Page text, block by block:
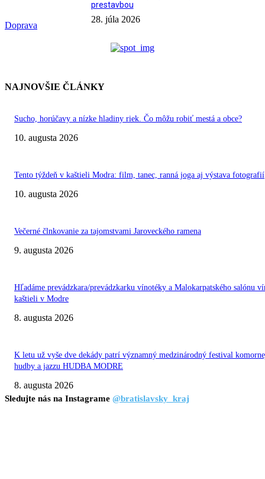
Doprava
prestavbou
28. júla 2026
NAJNOVŠIE ČLÁNKY
Sucho, horúčavy a nízke hladiny riek. Čo môžu robiť mestá a obce?
10. augusta 2026
Tento týždeň v kaštieli Modra: film, tanec, ranná joga aj výstava fotografií
10. augusta 2026
Večerné člnkovanie za tajomstvami Jaroveckého ramena
9. augusta 2026
Hľadáme prevádzkara/prevádzkarku vínotéky a Malokarpatského salónu
kaštieli v Modre
8. augusta 2026
K letu už vyše dve dekády patrí významný medzinárodný festival
hudby a jazzu HUDBA MODRE
8. augusta 2026
Sledujte nás na Instagrame @bratislavsky_kraj